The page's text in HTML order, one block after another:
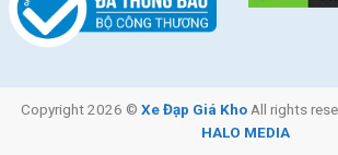
Copyright 2026 © Xe Đạp Giá Kho All rights
HALO MEDIA